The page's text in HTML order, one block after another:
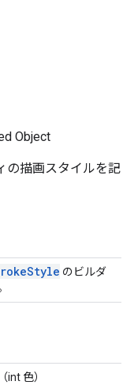
Object
の描画スタイルを記
Style のビルダ
（int 色）